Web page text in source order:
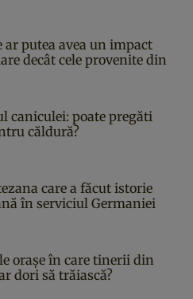
ar putea avea un impact
decât cele provenite din
caniculei: poate pregăti
căldură?
care a făcut istorie
în serviciul Germaniei
orașe în care tinerii din
dori să trăiască?